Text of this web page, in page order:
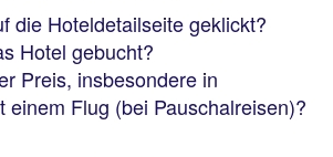
die Hoteldetailseite geklickt?
Hotel gebucht?
Preis, insbesondere in
einem Flug (bei Pauschalreisen)?